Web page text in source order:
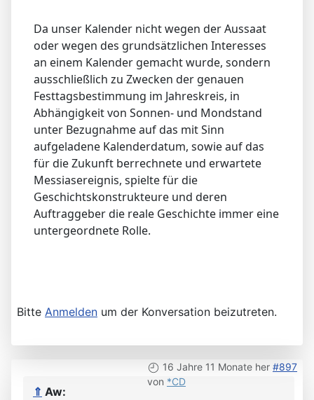
Da unser Kalender nicht wegen der Aussaat
oder wegen des grundsätzlichen Interesses
an einem Kalender gemacht wurde, sondern
ausschließlich zu Zwecken der genauen
Festtagsbestimmung im Jahreskreis, in
Abhängigkeit von Sonnen- und Mondstand
unter Bezugnahme auf das mit Sinn
aufgeladene Kalenderdatum, sowie auf das
für die Zukunft berrechnete und erwartete
Messiasereignis, spielte für die
Geschichtskonstrukteure und deren
Auftraggeber die reale Geschichte immer eine
untergeordnete Rolle.
Bitte Anmelden um der Konversation beizutreten.
16 Jahre 11 Monate her #897
von *CD
⇑ Aw: